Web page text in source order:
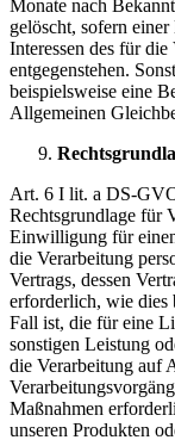
Monate nach
gelöscht, sofern
Interessen des für
entgegenstehen.
beispielsweise eine
Allgemeinen
Art. 6 I lit. a DS-
Rechtsgrundlage für
Einwilligung für
die Verarbeitung
Vertrags, dessen
erforderlich, wie dies
Fall ist, die für eine
sonstigen Leistung
die Verarbeitung auf
Maßnahmen
unseren Produkten